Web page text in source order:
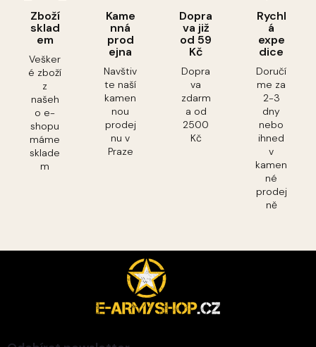
Zboží
sklad
em
Vešker
é zboží
z
našeh
o e-
shopu
máme
sklade
m
Kame
nná
prod
ejna
Navštiv
te naší
kamen
nou
prodej
nu v
Praze
Dopra
va již
od 59
Kč
Dopra
va
zdarm
a od
2500
Kč
Rychl
á
expe
dice
Doručí
me za
2-3
dny
nebo
ihned
v
kamen
né
prodej
ně